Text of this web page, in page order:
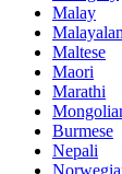
Malay
Maltese
Maori
Marathi
Burmese
Nepali